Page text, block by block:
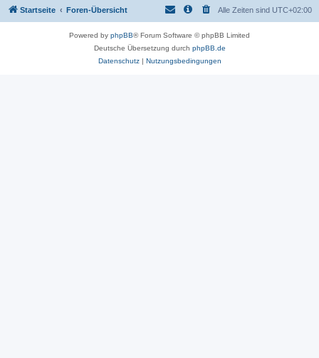
Startseite Foren-Übersicht Alle Zeiten sind UTC+02:00
Powered by phpBB® Forum Software © phpBB Limited
Deutsche Übersetzung durch phpBB.de
Datenschutz| Nutzungsbedingungen